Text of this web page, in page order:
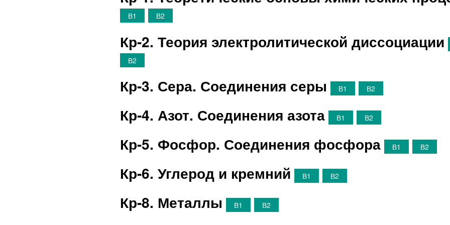
В1 В2
Кр-2. Теория электролитической диссоциации
В2
Кр-3. Сера. Соединения серы В1 В2
Кр-4. Азот. Соединения азота В1 В2
Кр-5. Фосфор. Соединения фосфора В1 В2
Кр-6. Углерод и кремний В1 В2
Кр-8. Металлы В1 В2